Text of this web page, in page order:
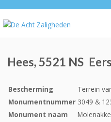
Hees, 5521 NS
Bescherming
Terrein
Monumentnummer 3049 &
Monument naam